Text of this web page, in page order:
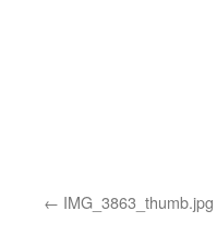
IMG_3863_thumb.jpg